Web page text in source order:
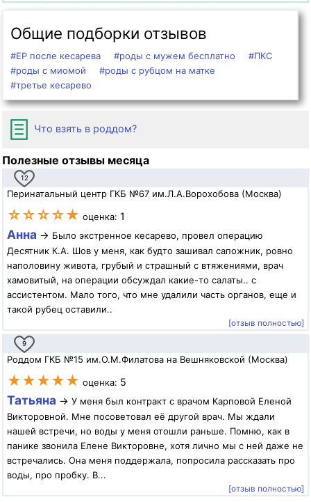
Общие подборки отзывов
#ЕР после кесарева #роды с мужем бесплатно
#ПКС
#роды с миомой
#роды с рубцом на матке
#третье кесарево
Что взять в роддом?
Полезные отзывы месяца
12
Перинатальный центр ГКБ №67 им.Л.А.Ворохобова (Москва)
☆☆☆☆★ оценка: 1
Анна → Было экстренное кесарево, провел операцию
Десятник К.А. Шов у меня, как будто зашивал сапожник, ровно
наполовину живота, грубый и страшный с втяжениями, врач
хамовитый, на операции обсуждал какие-то салаты.. с
ассистентом. Мало того, что мне удалили часть органов, еще и
такой рубец оставили..
[отзыв полностью]
9
Роддом ГКБ №15 им.О.М.Филатова на Вешняковской (Москва)
★★★★★ оценка: 5
Татьяна → У меня был контракт с врачом Карповой Еленой
Викторовной. Мне посоветовал её другой врач. Мы ждали
нашей встречи, но воды у меня отошли раньше. Помню, как в
панике звонила Елене Викторовне, хотя лично мы с ней даже не
встречались. Она меня поддержала, попросила рассказать про
воды, про пробку. В...
[отзыв полностью]